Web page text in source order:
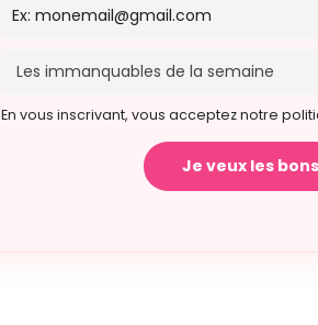
En vous inscrivant, vous acceptez notre